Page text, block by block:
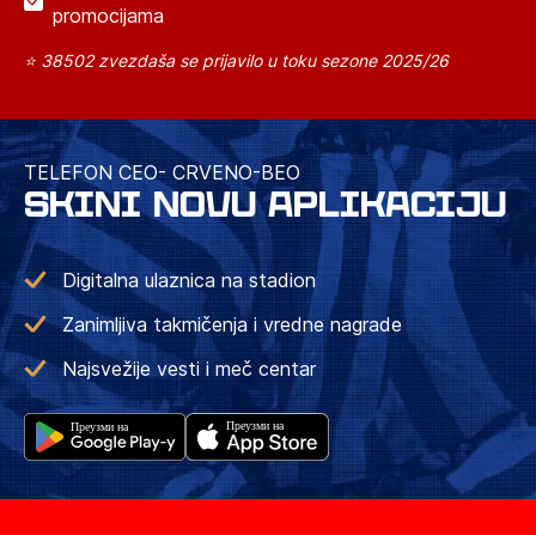
promocijama
⭐ 38502 zvezdaša se prijavilo u toku sezone 2025/26
TELEFON CEO- CRVENO-BEO
SKINI NOVU APLIKACIJU
Digitalna ulaznica na stadion
Zanimljiva takmičenja i vredne nagrade
Najsvežije vesti i meč centar